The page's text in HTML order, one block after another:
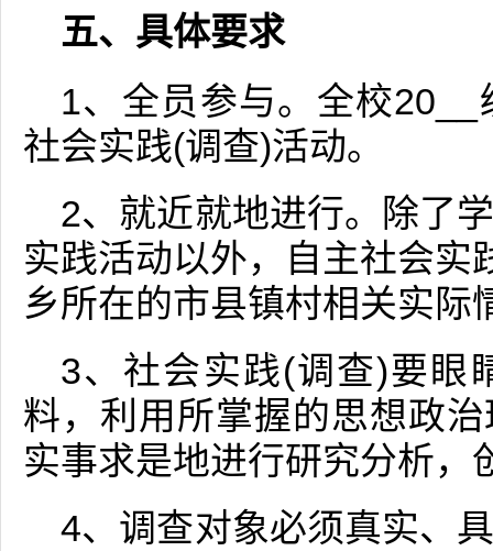
五、具体要求
1、全员参与。全校
社会实践(调查)活动。
2、就近就地进行。除了
实践活动以外，自主社会实
乡所在的市县镇村相关实际
3、社会实践(调查)要眼
料，利用所掌握的思想政
实事求是地进行研究分析，
4、调查对象必须真实、